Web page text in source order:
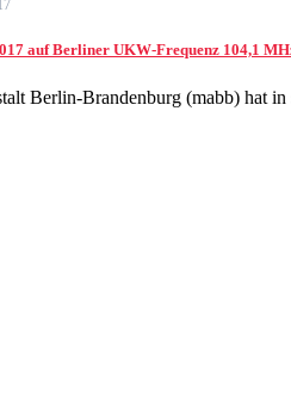
auf Berliner UKW-Frequenz 104,1
Berlin-Brandenburg (mabb) hat